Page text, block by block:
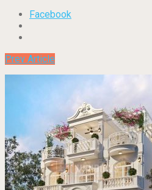
Facebook
Prev Article